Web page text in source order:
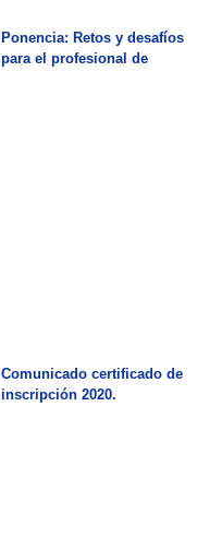
Ponencia: Retos y desafíos
para el profesional de
Comunicado certificado de
inscripción 2020.